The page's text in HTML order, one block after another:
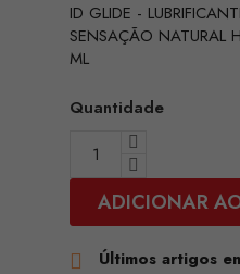
ID GLIDE -
SENSAÇÃO NATURAL
ML
Quantidade
ADICIONAR
 Últimos artigos